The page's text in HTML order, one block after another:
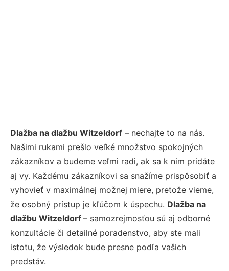
Dlažba na dlažbu Witzeldorf – nechajte to na nás.
Našimi rukami prešlo veľké množstvo spokojných
zákazníkov a budeme veľmi radi, ak sa k nim pridáte
aj vy. Každému zákazníkovi sa snažíme prispôsobiť a
vyhovieť v maximálnej možnej miere, pretože vieme,
že osobný prístup je kľúčom k úspechu. Dlažba na
dlažbu Witzeldorf – samozrejmosťou sú aj odborné
konzultácie či detailné poradenstvo, aby ste mali
istotu, že výsledok bude presne podľa vašich
predstáv.